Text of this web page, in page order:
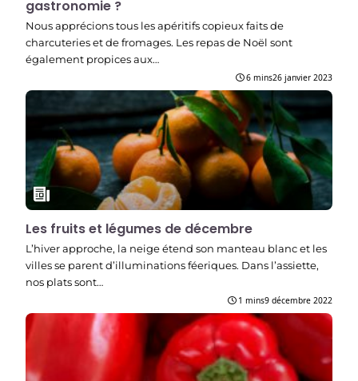
gastronomie ?
Nous apprécions tous les apéritifs copieux faits de
charcuteries et de fromages. Les repas de Noël sont
également propices aux…
6 mins26 janvier 2023
Les fruits et légumes de décembre
L’hiver approche, la neige étend son manteau blanc et les
villes se parent d’illuminations féeriques. Dans l’assiette,
nos plats sont…
1 mins9 décembre 2022